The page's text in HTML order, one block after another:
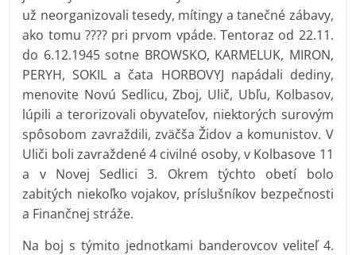
už neorganizovali tesedy, mítingy a tanečné zábavy,
ako tomu ???? pri prvom vpáde. Tentoraz od 22.11.
do 6.12.1945 sotne BROWSKO, KARMELUK, MIRON,
PERYH, SOKIL a čata HORBOVYJ napádali dediny,
menovite Novú Sedlicu, Zboj, Ulič, Ubľu, Kolbasov,
lúpili a terorizovali obyvateľov, niektorých surovým
spôsobom zavraždili, zväčša Židov a komunistov. V
Uliči boli zavraždené 4 civilné osoby, v Kolbasove 11
a v Novej Sedlici 3. Okrem týchto obetí bolo
zabitých niekoľko vojakov, príslušníkov bezpečnosti
a Finančnej stráže.
Na boj s týmito jednotkami banderovcov veliteľ 4.